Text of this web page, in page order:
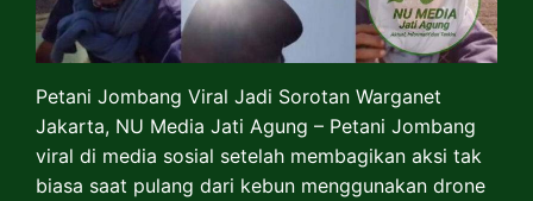
Petani Jombang Viral Jadi Sorotan Warganet
Jakarta, NU Media Jati Agung – Petani Jombang
viral di media sosial setelah membagikan aksi tak
biasa saat pulang dari kebun menggunakan drone